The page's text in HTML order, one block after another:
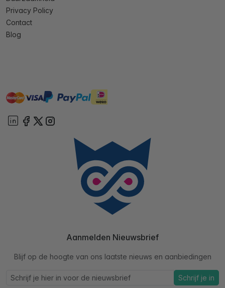
Privacy Policy
Contact
Blog
mastervisa paypal ideal
Aanmelden Nieuwsbrief
Blijf op de hoogte van ons laatste nieuws en aanbiedingen
Schrijf je in